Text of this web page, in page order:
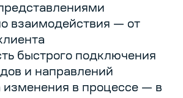
взаимодействия — от
быстрого подключения
и направлений
изменения в процессе — в